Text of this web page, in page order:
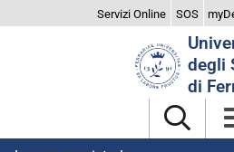
Servizi Online SOS
degli
di